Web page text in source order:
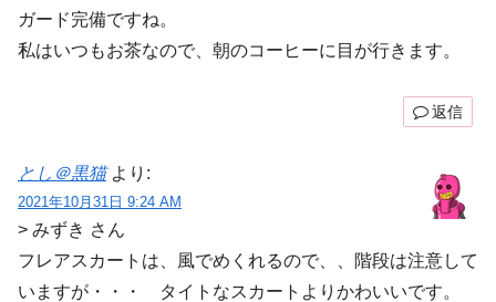
ガード完備ですね。
私はいつもお茶なので、朝のコーヒーに目が行きます。
返信
とし＠黒猫 より:
2021年10月31日 9:24 AM
> みずき さん
フレアスカートは、風でめくれるので、、階段は注意して
いますが・・・ タイトなスカートよりかわいいです。